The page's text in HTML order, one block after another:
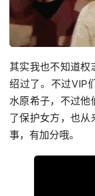
其实我也不知道权
绍过了。不过VIP
水原希子，不过他
了保护女方，也从
事，有加分哦。